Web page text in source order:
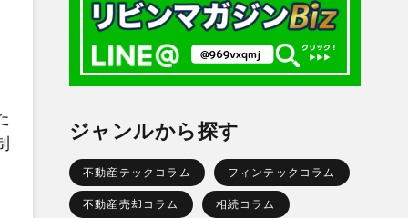
ジャンルから探す
不動産テックコラム フィンテックコラム
不動産売却コラム 相続コラム